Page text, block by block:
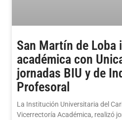
San Martín de
académica con
jornadas BIU y de
Profesoral
La Institución Universitaria del
Vicerrectoría Académica, realizó